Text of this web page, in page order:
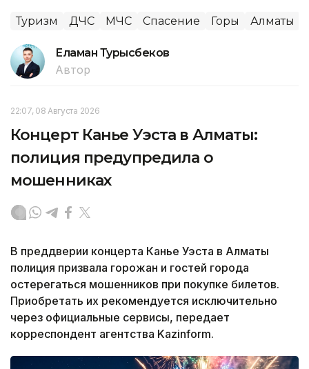
Туризм ДЧС МЧС Спасение Горы Алматы
Еламан Турысбеков
Автор
22:07, 08 Августа 2026
Концерт Канье Уэста в Алматы:
полиция предупредила о
мошенниках
В преддверии концерта Канье Уэста в Алматы
полиция призвала горожан и гостей города
остерегаться мошенников при покупке билетов.
Приобретать их рекомендуется исключительно
через официальные сервисы, передает
корреспондент агентства Kazinform.